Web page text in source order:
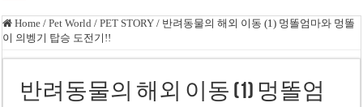
오덕 목사, 32년 베트남 삶 담은 첫 디카시집 ‘한 컷의 서정’ 출간
베트남 화학·플라스틱 기업 납세 상위 10곳 공개…절반은 국영기업
FIFA 인판티노 회장, 유럽 축구계·북미 정치권 불신임 압박 직면
Home / Pet World / PET STORY / 반려동물의 해외 이동 (1) 멍똘엄마와 멍똘
이 의벵기 탑승 도전기!!
반려동물의 해외 이동 (1) 멍똘엄